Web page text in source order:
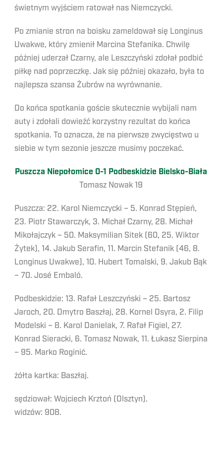
świetnym wyjściem ratował nas Niemczycki.
Po zmianie stron na boisku zameldował się Longinus
Uwakwe, który zmienił Marcina Stefanika. Chwilę
później uderzał Czarny, ale Leszczyński zdołał podbić
piłkę nad poprzeczkę. Jak się później okazało, była to
najlepsza szansa Żubrów na wyrównanie.
Do końca spotkania goście skutecznie wybijali nam
auty i zdołali dowieźć korzystny rezultat do końca
spotkania. To oznacza, że na pierwsze zwycięstwo u
siebie w tym sezonie jeszcze musimy poczekać.
Puszcza Niepołomice 0-1 Podbeskidzie Bielsko-Biała
Tomasz Nowak 19
Puszcza: 22. Karol Niemczycki – 5. Konrad Stępień,
23. Piotr Stawarczyk, 3. Michał Czarny, 28. Michał
Mikołajczyk – 50. Maksymilian Sitek (60, 25. Wiktor
Żytek), 14. Jakub Serafin, 11. Marcin Stefanik (46, 8.
Longinus Uwakwe), 10. Hubert Tomalski, 9. Jakub Bąk
– 70. José Embaló.
Podbeskidzie: 13. Rafał Leszczyński – 25. Bartosz
Jaroch, 20. Dmytro Baszłaj, 28. Kornel Osyra, 2. Filip
Modelski – 8. Karol Danielak, 7. Rafał Figiel, 27.
Konrad Sieracki, 6. Tomasz Nowak, 11. Łukasz Sierpina
– 95. Marko Roginić.
żółta kartka: Baszłaj.
sędziował: Wojciech Krztoń (Olsztyn).
widzów: 908.